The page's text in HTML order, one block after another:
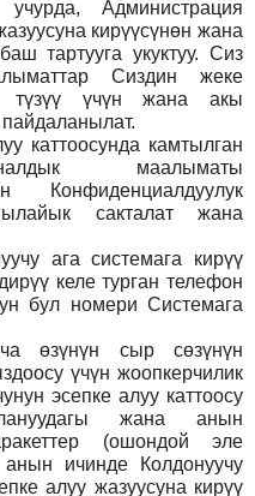
Администрация
кирүүсүнөн жана
тартууга укуктуу. Сиз
Сиздин жеке
түзүү үчүн жана акы
пайдаланылат.
каттоосунда камтылган
маалыматы
Конфиденциалдуулук
сакталат жана
ага системага кирүү
келе турган телефон
бул номери Системага
өзүнүн сыр сөзүнүн
үчүн жоопкерчилик
эсепке алуу каттоосу
жана анын
(ошондой эле
ичинде Колдонуучу
алуу жазуусуна кирүү